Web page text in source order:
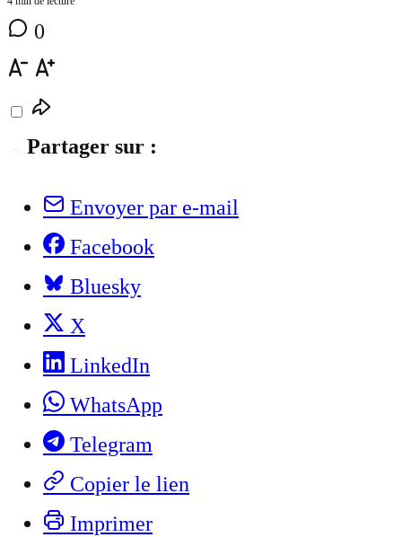
0
Partager sur :
Envoyer par e-mail
Facebook
Bluesky
X
LinkedIn
WhatsApp
Telegram
Copier le lien
Imprimer